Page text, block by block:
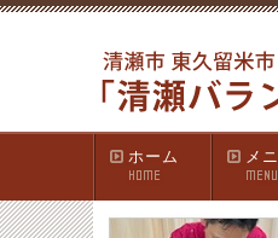
ホーム
HOME
メ